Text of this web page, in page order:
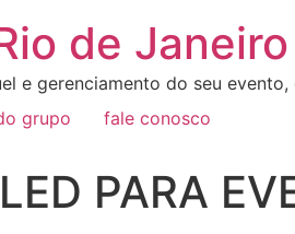
de Janeiro
e gerenciamento do seu
grupo fale conosco
PARA